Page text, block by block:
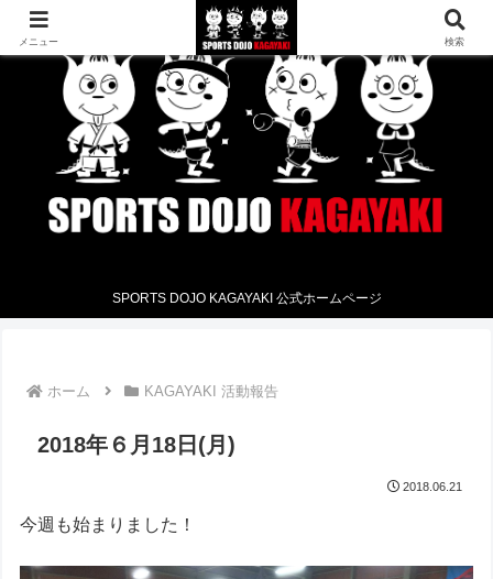
SPORTS DOJO KAGAYAKI 公式ホームページ
ホーム KAGAYAKI 活動報告
2018年６月18日(月)
2018.06.21
今週も始まりました！
メニュー 検索